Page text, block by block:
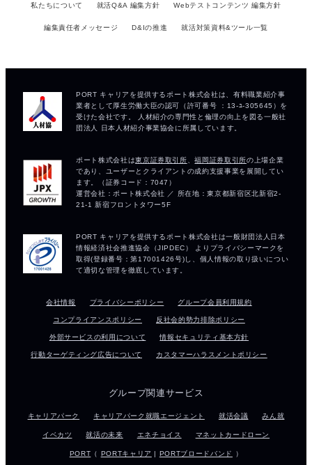
私たちについて 就活Q&A 編集方針 Webテストコンテンツ 編集方針
編集責任者メッセージ D&Iの推進 就活対策資料&ツール一覧
会社情報 プライバシーポリシー グループ会員利用規約
コンプライアンスポリシー 反社会的勢力排除ポリシー
外部サービスの利用について 情報セキュリティ基本方針
行動ターゲティング広告について カスタマーハラスメントポリシー